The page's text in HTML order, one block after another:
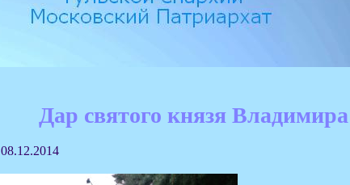
Дар святого князя
08.12.2014